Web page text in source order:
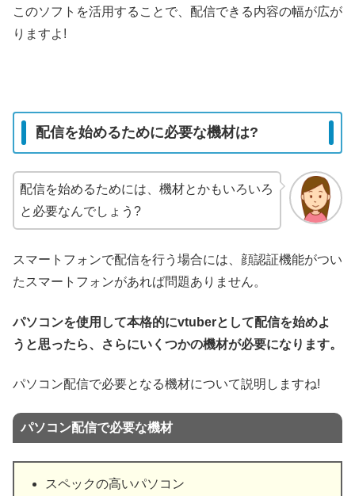
このソフトを活用することで、配信できる内容の幅が広が
りますよ!
配信を始めるために必要な機材は?
配信を始めるためには、機材とかもいろいろ
と必要なんでしょう?
スマートフォンで配信を行う場合には、顔認証機能がつい
たスマートフォンがあれば問題ありません。
パソコンを使用して本格的にvtuberとして配信を始めよ
うと思ったら、さらにいくつかの機材が必要になります。
パソコン配信で必要となる機材について説明しますね!
パソコン配信で必要な機材
スペックの高いパソコン